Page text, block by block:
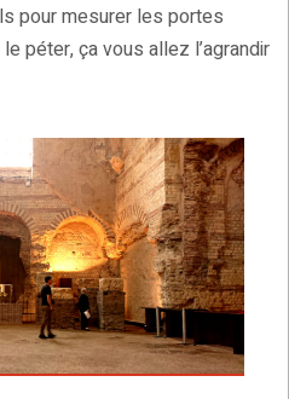
pour mesurer les portes
péter, ça vous allez l’agrandir